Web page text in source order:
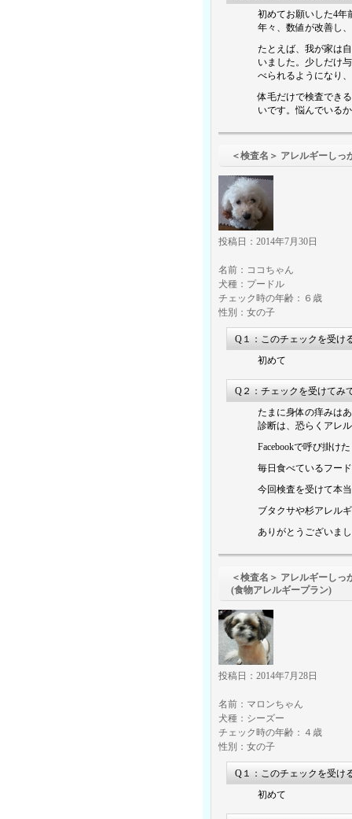
初めてお願いした4年
年々、数値が改善し
たとえば、我が家は
いました。少しだけ
べられるようになり
体毛だけで検査でき
いです。悩んでいる
＜検査名＞ アレルギーしっ
投稿日：2014年7月30日
名前：ココちゃん
犬種：プードル
チェック時の年齢：６歳
性別：女の子
Q１：このチェックを受け
初めて
Q２：チェックを受けてみ
たまに身体の痒みは
診断は、恐らくアレ
Facebookで呼び掛け
毎日食べているフー
今回検査を受けて本
ブタクサや杉アレル
ありがとうございま
＜検査名＞ アレルギーし
(食物アレルギープラン)
投稿日：2014年7月28日
名前：マロンちゃん
犬種：シーズー
チェック時の年齢：４歳
性別：女の子
Q１：このチェックを受け
初めて